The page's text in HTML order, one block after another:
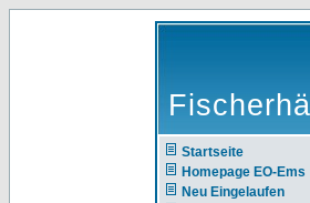
Startseite
Homepage EO-Ems
Neu Eingelaufen